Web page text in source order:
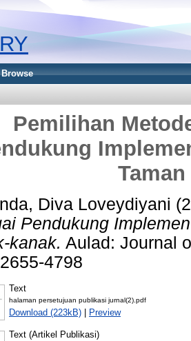
Browse
Pemilihan
Diva Loveydiyani
Pendukung
kanak. Aulad: Journal
4798
Text
halaman persetujuan publikasi jurnal(2).pdf
Download (223kB) | Preview
Text (Artikel Publikasi)